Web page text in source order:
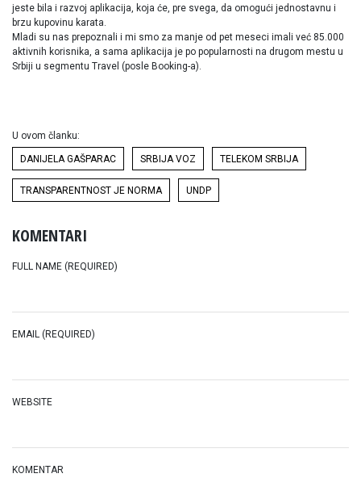
jeste bila i razvoj aplikacija, koja će, pre svega, da omogući jednostavnu i
brzu kupovinu karata.
Mladi su nas prepoznali i mi smo za manje od pet meseci imali već 85.000
aktivnih korisnika, a sama aplikacija je po popularnosti na drugom mestu u
Srbiji u segmentu Travel (posle Booking-a).
U ovom članku:
DANIJELA GAŠPARAC SRBIJA VOZ TELEKOM SRBIJA
TRANSPARENTNOST JE NORMA UNDP
KOMENTARI
FULL NAME (REQUIRED)
EMAIL (REQUIRED)
WEBSITE
KOMENTAR